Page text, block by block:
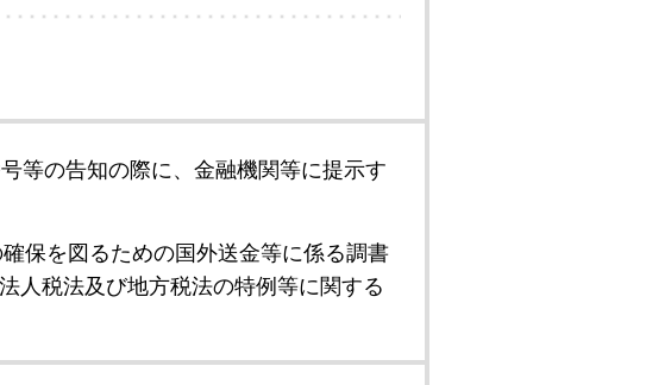
等の告知の際に、金融機関等に提示す
保を図るための国外送金等に係る調書
人税法及び地方税法の特例等に関する